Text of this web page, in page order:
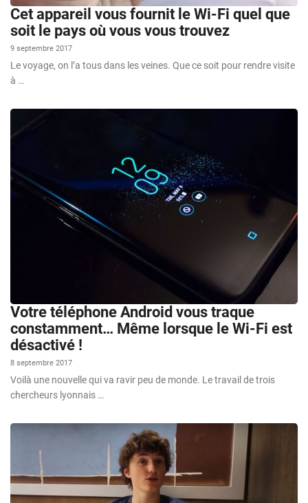
Cet appareil vous fournit le Wi-Fi quel que
soit le pays où vous vous trouvez
9 septembre 2017
Le voyage, on l’a tous dans les veines. Que ce soit pour rendre visite
à …
Votre téléphone Android vous traque
constamment… Même lorsque le Wi-Fi est
désactivé !
8 septembre 2017
Voilà une nouvelle qui va ravir peu de monde. Le travail de trois
chercheurs lyonnais …